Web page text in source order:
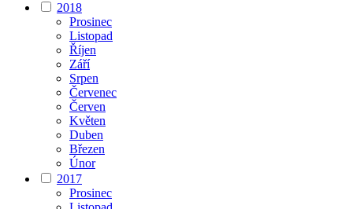
2018
Prosinec
Listopad
Říjen
Září
Srpen
Červenec
Červen
Květen
Duben
Březen
Únor
2017
Prosinec